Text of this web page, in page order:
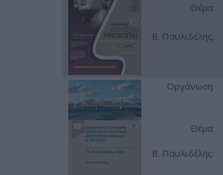
Θέμα:
Β. Παυλιδέλης:
Οργάνωση:
Θέμα:
Β. Παυλιδέλης: